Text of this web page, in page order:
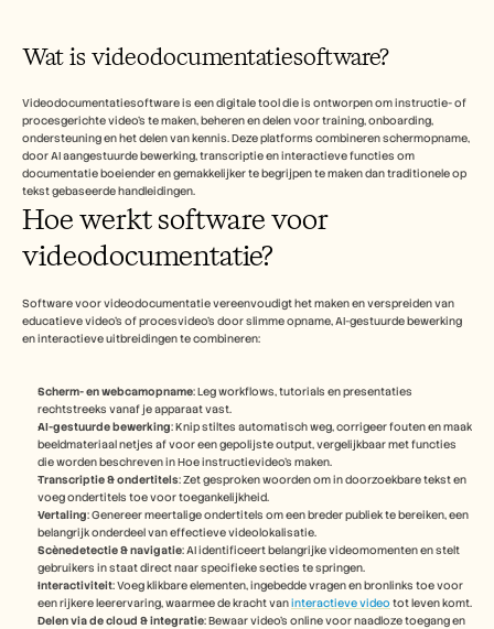
Wat is videodocumentatiesoftware?
Videodocumentatiesoftware is een digitale tool die is ontworpen om instructie- of
procesgerichte video's te maken, beheren en delen voor training, onboarding,
ondersteuning en het delen van kennis. Deze platforms combineren schermopname,
door AI aangestuurde bewerking, transcriptie en interactieve functies om
documentatie boeiender en gemakkelijker te begrijpen te maken dan traditionele op
tekst gebaseerde handleidingen.
Hoe werkt software voor
videodocumentatie?
Software voor videodocumentatie vereenvoudigt het maken en verspreiden van
educatieve video's of procesvideo's door slimme opname, AI-gestuurde bewerking
en interactieve uitbreidingen te combineren:
Scherm- en webcamopname: Leg workflows, tutorials en presentaties
rechtstreeks vanaf je apparaat vast.
AI-gestuurde bewerking: Knip stiltes automatisch weg, corrigeer fouten en maak
beeldmateriaal netjes af voor een gepolijste output, vergelijkbaar met functies
die worden beschreven in Hoe instructievideo's maken.
Transcriptie & ondertitels: Zet gesproken woorden om in doorzoekbare tekst en
voeg ondertitels toe voor toegankelijkheid.
Vertaling: Genereer meertalige ondertitels om een breder publiek te bereiken, een
belangrijk onderdeel van effectieve videolokalisatie.
Scènedetectie & navigatie: AI identificeert belangrijke videomomenten en stelt
gebruikers in staat direct naar specifieke secties te springen.
Interactiviteit: Voeg klikbare elementen, ingebedde vragen en bronlinks toe voor
een rijkere leerervaring, waarmee de kracht van interactieve video tot leven komt.
Delen via de cloud & integratie: Bewaar video's online voor naadloze toegang en
Helpcentrum
Carrières
Verkoopondersteuning
Productmarketing
Klantensucces
Training
See more
Plan een demo
Start gratis proefperiode